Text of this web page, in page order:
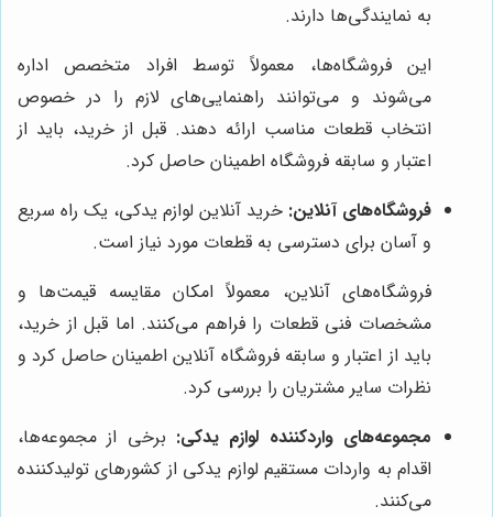
به نمایندگی‌ها دارند.
این فروشگاه‌ها، معمولاً توسط افراد متخصص اداره
می‌شوند و می‌توانند راهنمایی‌های لازم را در خصوص
انتخاب قطعات مناسب ارائه دهند. قبل از خرید، باید از
اعتبار و سابقه فروشگاه اطمینان حاصل کرد.
فروشگاه‌های آنلاین: خرید آنلاین لوازم یدکی، یک راه سریع
و آسان برای دسترسی به قطعات مورد نیاز است.
فروشگاه‌های آنلاین، معمولاً امکان مقایسه قیمت‌ها و
مشخصات فنی قطعات را فراهم می‌کنند. اما قبل از خرید،
باید از اعتبار و سابقه فروشگاه آنلاین اطمینان حاصل کرد و
نظرات سایر مشتریان را بررسی کرد.
مجموعه‌های واردکننده لوازم یدکی: برخی از مجموعه‌ها،
اقدام به واردات مستقیم لوازم یدکی از کشورهای تولیدکننده
می‌کنند.